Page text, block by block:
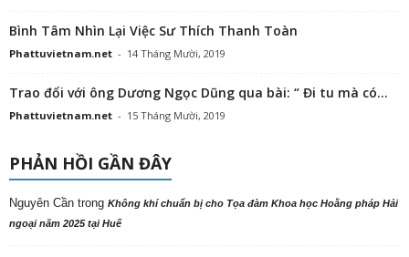
Bình Tâm Nhìn Lại Việc Sư Thích Thanh Toàn
Phattuvietnam.net - 14 Tháng Mười, 2019
Trao đổi với ông Dương Ngọc Dũng qua bài: “ Đi tu mà có...
Phattuvietnam.net - 15 Tháng Mười, 2019
PHẢN HỒI GẦN ĐÂY
Nguyên Cần trong Không khí chuẩn bị cho Tọa đàm Khoa học Hoằng pháp Hải
ngoại năm 2025 tại Huế